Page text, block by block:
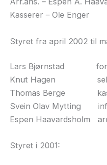
Kasserer – Ole Enger
Styret fra april 2002 til
Lars Bjørnstad
Knut Hagen
Thomas Berge
Svein Olav Mytting
Espen Haavardsholm
Styret i 2001: